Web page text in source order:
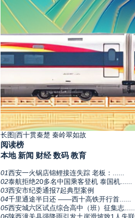
长图|西十贯秦楚 秦岭翠如故
阅读榜
本地 新闻 财经 数码 教育
01西安一火锅店锦鲤接连失踪 老板：......
02泰航拒绝20多名中国乘客登机 泰国机......
03西安市纪委通报7起典型案例
04千里通途半日还 ——西十高铁开行首......
05西安城六区试点综合高中（班）征集志